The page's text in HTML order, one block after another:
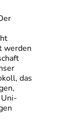
werden
das